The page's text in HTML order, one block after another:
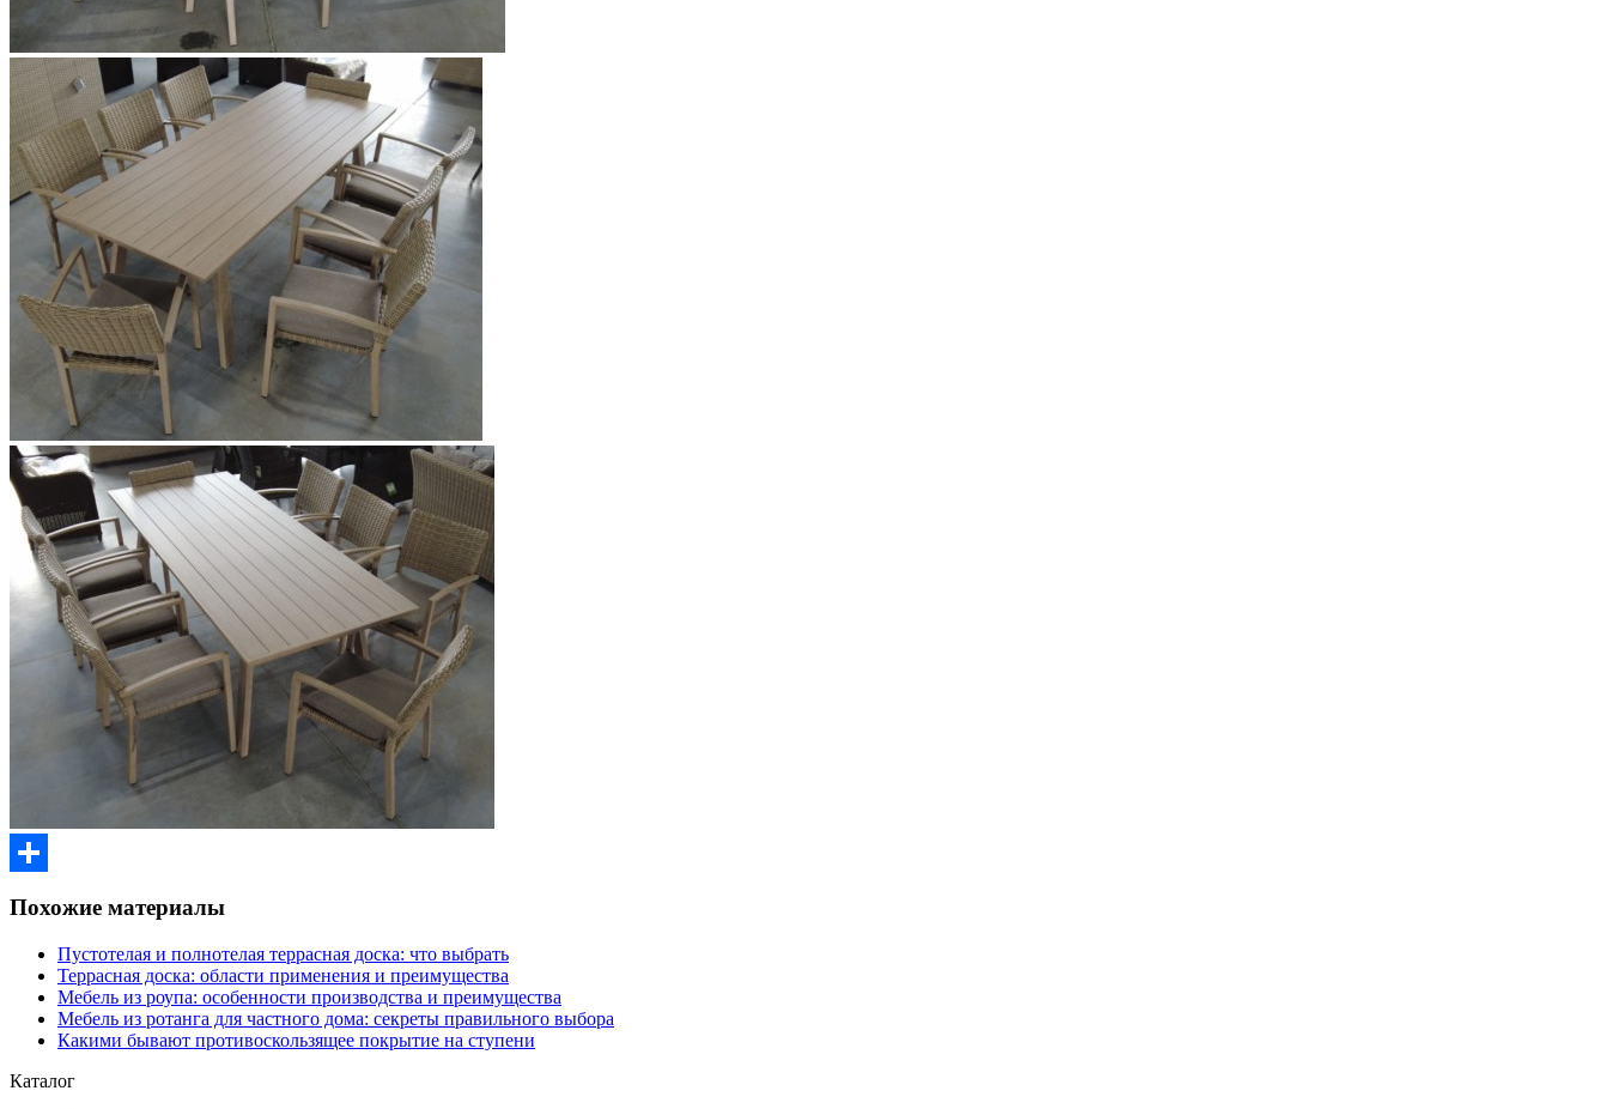
Похожие материалы
Пустотелая и полнотелая террасная доска: что выбрать
Террасная доска: области применения и преимущества
Мебель из роупа: особенности производства и преимущества
Мебель из ротанга для частного дома: секреты правильного выбора
Какими бывают противоскользящее покрытие на ступени
Каталог